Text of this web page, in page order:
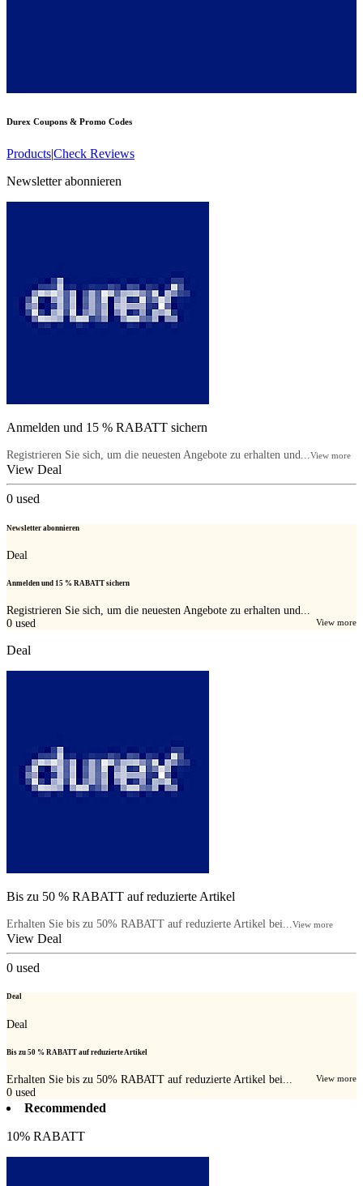
Durex Coupons & Promo Codes
Products|Check Reviews
Newsletter abonnieren
Anmelden und 15 % RABATT sichern
Registrieren Sie sich, um die neuesten Angebote zu erhalten und...View more
View Deal
0 used
Newsletter abonnieren
Deal
Anmelden und 15 % RABATT sichern
Registrieren Sie sich, um die neuesten Angebote zu erhalten und...
View more
0 used
Deal
Bis zu 50 % RABATT auf reduzierte Artikel
Erhalten Sie bis zu 50% RABATT auf reduzierte Artikel bei...View more
View Deal
0 used
Deal
Deal
Bis zu 50 % RABATT auf reduzierte Artikel
Erhalten Sie bis zu 50% RABATT auf reduzierte Artikel bei... View more
0 used
Recommended
10% RABATT